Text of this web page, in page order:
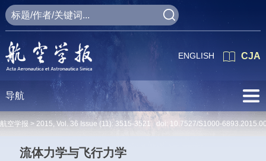
CJA
ENGLISH
导航
航空学报 > 2015, Vol. 36 Issue (11): 3515-3521 doi: 10.7527/S1000-
流体力学与飞行力学